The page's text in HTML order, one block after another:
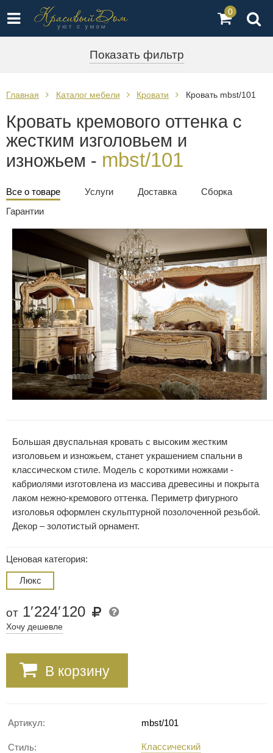
0
Показать фильтр
Главная Каталог мебели Кровати Кровать mbst/101
Кровать кремового оттенка с
жестким изголовьем и
изножьем - mbst/101
Все о товаре Услуги Доставка
Сборка
Гарантии
Большая двуспальная кровать с высоким жестким
изголовьем и изножьем, станет украшением спальни в
классическом стиле. Модель с короткими ножками -
кабриолями изготовлена из массива древесины и покрыта
лаком нежно-кремового оттенка. Периметр фигурного
изголовья оформлен скульптурной позолоченной резьбой.
Декор – золотистый орнамент.
Ценовая категория:
Люкс
от 1′224′120
Хочу дешевле
В корзину
Артикул: mbst/101
Стиль: Классический